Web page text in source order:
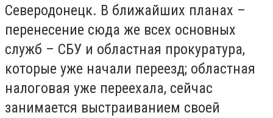
Северодонецк. В ближайших планах –
перенесение сюда же всех основных
служб – СБУ и областная прокуратура,
которые уже начали переезд; областная
налоговая уже переехала, сейчас
занимается выстраиванием своей